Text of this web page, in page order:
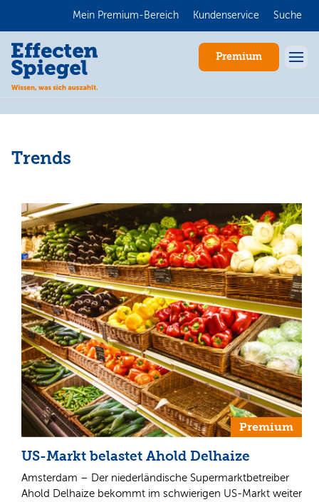
Mein Premium-Bereich Kundenservice Suche
Premium
Trends
Premium
US-Markt belastet Ahold Delhaize
Amsterdam – Der niederländische Supermarktbetreiber
Ahold Delhaize bekommt im schwierigen US-Markt weiter
Anmelden